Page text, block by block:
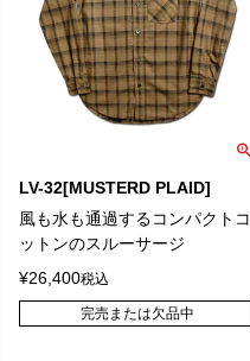
LV-32[MUSTERD PLAID]
風も水も通過するコンパクトコ
ットンのスルーサージ
¥26,400税込
完売または欠品中